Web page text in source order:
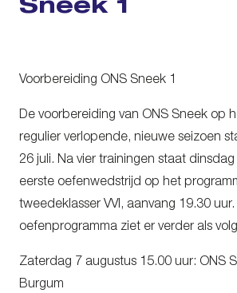
Sneek 1
Voorbereiding ONS Sneek 1
De voorbereiding van ONS Sneek op
regulier verlopende, nieuwe seizoen
26 juli. Na vier trainingen staat
eerste oefenwedstrijd op het
tweedeklasser VVI, aanvang 19.30
oefenprogramma ziet er verder als
Zaterdag 7 augustus 15.00 uur: ONS
Burgum